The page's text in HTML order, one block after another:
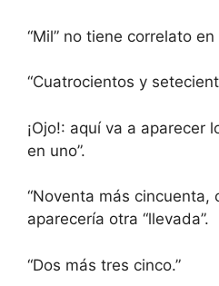
“Mil” no tiene correlato
“Cuatrocientos y
¡Ojo!: aquí va a aparecer
en uno”.
“Noventa más cincuenta,
aparecería otra “llevada”.
“Dos más tres cinco.”